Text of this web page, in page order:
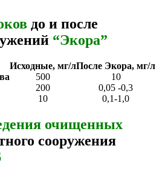
до и после
“Экора”
Исходные, мг/лПосле Экора, мг/л
500
10
200
0,05 -0,3
10 0,1-1,0
очищенных
сооружения